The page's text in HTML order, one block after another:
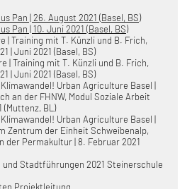
Pan | 26. August 2021 (Basel, BS)
Pan | 10. Juni 2021 (Basel, BS)
| Training mit T. Künzli und B. Frich,
| Juni 2021 (Basel, BS)
| Training mit T. Künzli und B. Frich,
| Juni 2021 (Basel, BS)
Urban Agriculture Basel |
an der FHNW, Modul Soziale Arbeit
(Muttenz, BL)
Urban Agriculture Basel |
Zentrum der Einheit Schweibenalp,
der Permakultur | 8. Februar 2021
Stadtführungen 2021 Steinerschule